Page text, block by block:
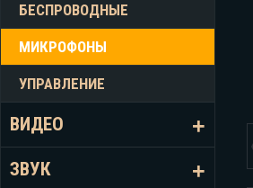
БЕСПРОВОДНЫЕ
МИКРОФОНЫ
УПРАВЛЕНИЕ
ВИДЕО
ЗВУК